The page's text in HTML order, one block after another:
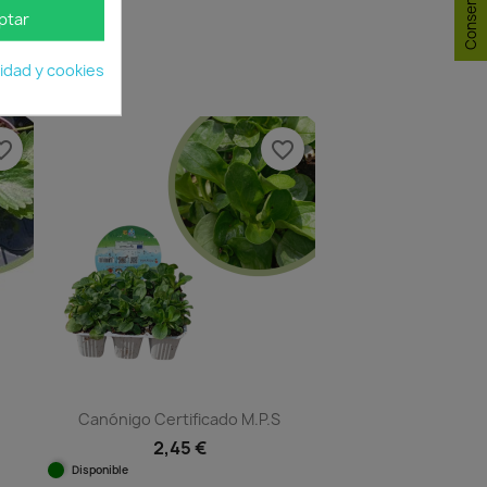
Canónigo Certificado M.P.S
2,45 €
Disponible
favorite_border
y cookies